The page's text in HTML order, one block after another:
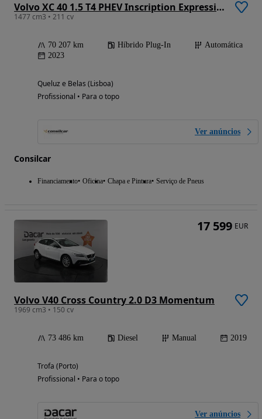
Volvo XC 40 1.5 T4 PHEV Inscription Expression
1477 cm3 • 211 cv
70 207 km Híbrido Plug-In
Automática
2023
Queluz e Belas (Lisboa)
Profissional • Para o topo
Ver anúncios
Consilcar
Financiamento Oficina Chapa e Pintura Serviço de Pneus
Volvo V40 Cross Country 2.0 D3 Momentum
1969 cm3 • 150 cv
73 486 km Diesel Manual 2019
Trofa (Porto)
Profissional • Para o topo
Ver anúncios
17 599 EUR